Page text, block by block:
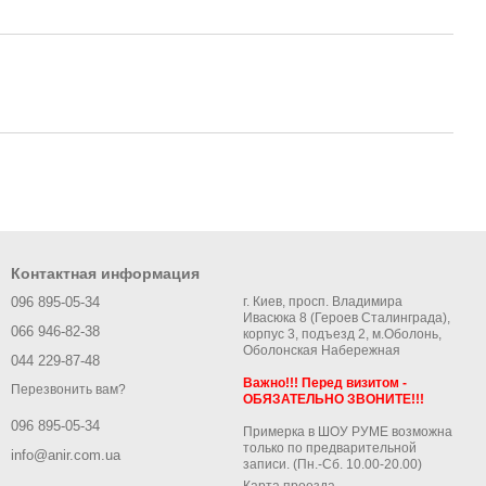
Контактная информация
096 895-05-34
066 946-82-38
044 229-87-48
Перезвонить вам?
096 895-05-34
info@anir.com.ua
г. Киев, просп. Владимира
Ивасюка 8 (Героев Сталинграда),
корпус 3, подъезд 2, м.Оболонь,
Оболонская Набережная
Важно!!! Перед визитом -
ОБЯЗАТЕЛЬНО ЗВОНИТЕ!!!
Примерка в ШОУ РУМЕ возможна
только по предварительной
записи. (Пн.-Сб. 10.00-20.00)